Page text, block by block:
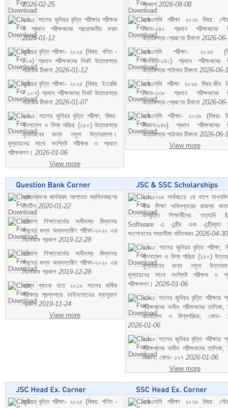
2026-02-25
২০২৫ সালের জুনিয়র বৃত্তি পরীক্ষার পরীক্ষক
ও প্রধান পরীক্ষকদের প্রয়োজনীয় ফরম
2026-01-12
জুনিয়র বৃত্তি পরীক্ষা- ২০২৫ (বিষয়: গণিত -
১০৯) প্রধান পরীক্ষকদের নিকট উত্তরপত্র
পাঠাবার ঠিকানা 2026-01-12
জুনিয়র বৃত্তি পরীক্ষা- ২০২৫ (বিষয়: ইংরেজি
- ১০৭) প্রধান পরীক্ষকদের নিকট উত্তরপত্র
পাঠাবার ঠিকানা 2026-01-07
২০২৫ সালের জুনিয়র বৃত্তি পরীক্ষা, বিষয়:
বাংলাদেশ ও বিশ্ব পরিচয় (১৫০) উত্তরপত্র
মূল্যায়নের জন্য নমুনা উত্তরমালা।
মূল্যায়নের সাথে সংশ্লিষ্ট পরীক্ষক ও প্রধান
পরীক্ষকগণ। 2026-01-06
View more
প্রকাশ 2026-08-08
এসএসসি পরীক্ষা ২০২৬ বিষয়:
কোড-১৪০ প্রধান পরীক্ষকদের
উত্তরপত্র প্রেরণের ঠিকানা 2026-
এসএসসি পরীক্ষা- ২০২৬
অর্থনীতি-১৪১) প্রধান পরীক্ষকদের
উত্তরপত্র পাঠাবার ঠিকানা 2026-06-
এসএসসি পরীক্ষা ২০২৬ বিষয়:জীব
কোড-১৩৮ প্রধান পরীক্ষকদের
উত্তরপত্র প্রেরণের ঠিকানা 2026-
এসএসসি পরীক্ষা- ২০২৬ (বিষয়ঃ
বিজ্ঞান-১৪৬) প্রধান পরীক্ষকদের
উত্তরপত্র পাঠাবার ঠিকানা 2026-06-
View more
প্রশ্নব্যাংক কার্যক্রম আপাতত স্থগিতকরণের
নোটিশ 2020-01-22
বরিশাল শিক্ষাবোর্ডের অধীনস্থ বিদ্যালয়
সমূহের জন্য অভ্যন্তরীণ পরীক্ষা-২০২০ এর
সিলেবাস প্রকাশ 2019-12-28
বরিশাল শিক্ষাবোর্ডের অধীনস্থ বিদ্যালয়
সমূহের জন্য অভ্যন্তরীণ পরীক্ষা-২০২০ এর
সিলেবাস প্রকাশ 2019-12-28
প্রশ্ন ব্যাংক হতে ২০১৯ সালের বার্ষিক
পরীক্ষার প্রশ্নপত্র ডাউনলোডের ম্যানুয়াল
প্রকাশ 2019-11-24
View more
২০২৫-২৬ অর্থবছরে ২য় ধাপে
উচ্চ শিক্ষা অধিদপ্তরের রাজস্ব
উপবৃত্তি শিক্ষার্থীদের তত্যাদি
Software এ এন্ট্রি এবং এন্ট্রিকৃত
সংশোধনের সময়সীমা বর্ধিতকরন 2026-04-30
২০২৫ সালের জুনিয়র বৃত্তি পরীক্ষা,
বাংলাদেশ ও বিশ্ব পরিচয় (১৫০)
মূল্যায়নের জন্য নমুনা
মূল্যায়নের সাথে সংশ্লিষ্ট পরীক্ষক ও
পরীক্ষকগণ। 2026-01-06
২০২৫ সালের জুনিয়র বৃত্তি পরীক্ষায়
পরীক্ষকদের অধীন পরীক্ষকদের তালিকা,
বাংলাদেশ ও বিশ্বপরিচয়; কোড-
2026-01-06
২০২৫ সালের জুনিয়র বৃত্তি পরীক্ষায়
পরীক্ষকদের অধীন পরীক্ষকদের তালিকা,
বিজ্ঞান; কোড- ১২৭ 2026-01-06
View more
জুনিয়র বৃত্তি পরীক্ষা- ২০২৫ (বিষয়: গণিত -
এসএসসি পরীক্ষা ২০২৬ বিষয়: